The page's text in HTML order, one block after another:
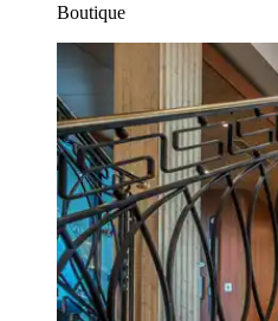
Boutique